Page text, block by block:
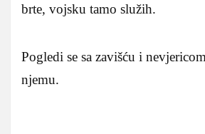
brte, vojsku tamo služih.
Pogledi se sa zavišću i
njemu.